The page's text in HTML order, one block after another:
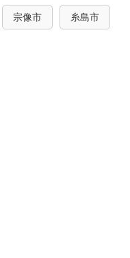
宗像市 糸島市